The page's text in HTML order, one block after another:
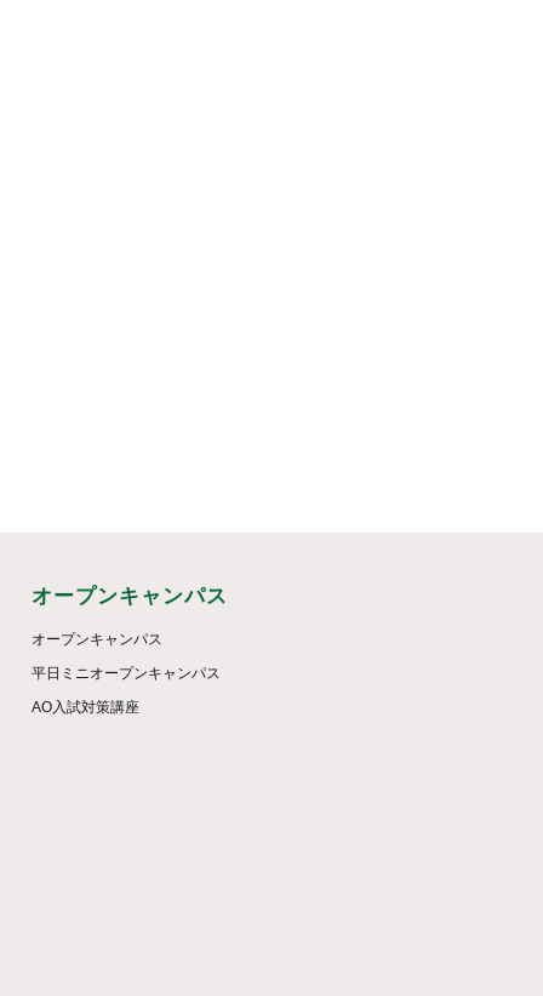
オープンキャンパス
オープンキャンパス
平日ミニオープンキャンパス
AO入試対策講座